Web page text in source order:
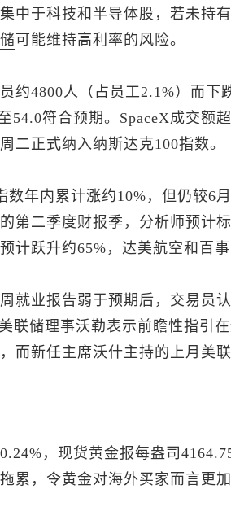
中于科技和半导体股，若未持
可能维持高利率的风险。
约4800人（占员工2.1%）而
54.0符合预期。SpaceX成交额
二正式纳入纳斯达克100指数。
数年内累计涨约10%，但仍较6
第二季度财报季，分析师预计
计跃升约65%，达美航空和百
就业报告弱于预期后，交易员
联储理事沃勒表示前瞻性指引
而新任主席沃什主持的上月美
， 现货黄金报每盎司
累，令黄金对海外买家而言更